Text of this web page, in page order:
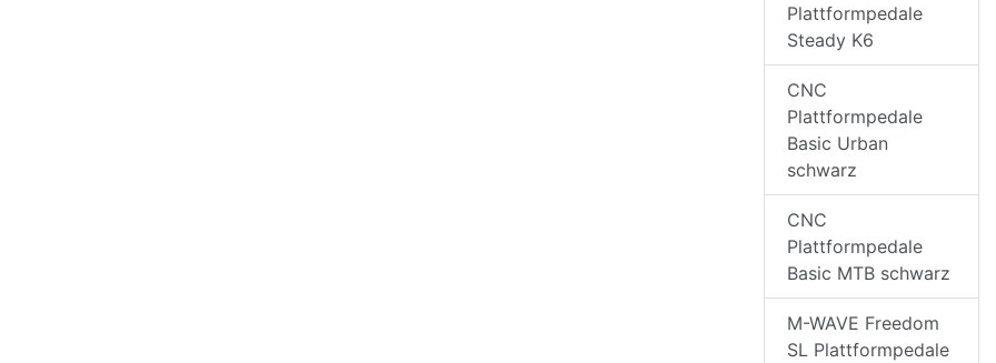
Plattformpedale
Steady K6
CNC
Plattformpedale
Basic Urban
schwarz
CNC
Plattformpedale
Basic MTB schwarz
M-WAVE Freedom
SL Plattformpedale